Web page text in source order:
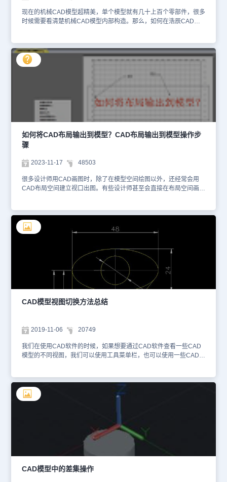
现在的机械CAD模型超精美，单个模型就有几十上百个零部件，很多
时候需要看清楚机械CAD模型内部构造。那么，如何在浩辰CAD看
内部的零部件结构。浩辰CAD看图王查看机械三维图纸：1、剖切
CAD三维模型CAD剖切：方便查看3D模型内部结构设计，更直观的
观察和分析模型的各个剖切面。（1）进入浩辰CAD看图王电脑版，
打开所需三维图纸；（2）在界面顶端工具栏中选择【剖切】功能按
钮，剖切分为：YZ、ZX、XY面剖切，大家可根据需要选择剖切类
型：2、爆炸CAD三维模型CAD爆炸：使用爆炸视图可以使装配体的
三维结构一目了然，更方便的说明了装配体中的各个组件是如何组装
在一起的。（1）打开所需三维图纸，选择【爆炸】功能按钮，爆炸
分为：中心、X、Y、Z爆炸；（2）例如中心爆炸：向左或向右拖动
横向滚动条的滑块位置，可以以模型的中心点为核心收起、展开并查
看模型的爆炸视图；向右拖动滑块可以增加零部件的爆炸距离，向左
拖动滑块可以减少零部件的爆炸距离。不仅如此，还支持选择爆炸等
级，等级越高，图纸内部查看越细致。想要更深入地了解浩辰CAD看
图王的三维览图功能吗？别犹豫了，赶紧亲自去探索一番，开启你的
三维览图之旅吧！
如何将CAD布局输出到模型？CAD布局输出到模型操作步
骤
2023-11-17 48503
很多设计师用CAD画图时，除了在模型空间绘图以外，还经常会用
CAD布局空间建立视口出图。有些设计师甚至会直接在布局空间画一
CAD布局输出到模型的操作步骤。CAD布局输出到模型的操作步
骤： 1、打开浩辰CAD软件后，点击切换至【布局】。以下图中的这
个布局为例，在文字周围添加一些绘图，标注等。 2、绘制完成后，
型】。 3、此时会弹出【将布局输出到模型空间图形】对话框，设置
文件保存位置，文件名称、类型后，点击【保存】按钮。 4、此时系
统会提示：此文件已经创建，是否打开？点击【是】即可直接打开从
CAD布局输出到模型的图形文件。如下图所示： 本节内容小编给大
家分享了CAD布局输出到模型的具体操作步骤，你学会了吗？对此感
兴趣的设计师朋友们可以关注浩辰CAD官网教程专区，小编会在后续
CAD教程文章中给大家分享更多精彩内容哦！
CAD模型视图切换方法总结
2019-11-06 20749
我们在使用CAD软件的时候，如果想要通过CAD软件查看一些CAD
模型的不同视图，我们可以使用工具菜单栏，也可以使用一些CAD快
捷键：-v/b 3、左视图 快捷键：-v/l 4、右视图 快捷键：-v/ri 5、前视
图 快捷键：-v/f 6、后视图 快捷键：-v/ba 7、西南等轴测视图 快捷
键：-v/sw 8、东南等轴测视图 快捷键：-v/se 9、东北等轴测视图 快
CAD快捷命令。今天就介绍这么多了。安装浩辰CAD软件试试吧。
更多CAD教程技巧，可关注浩辰CAD官网进行查看。
CAD模型中的差集操作